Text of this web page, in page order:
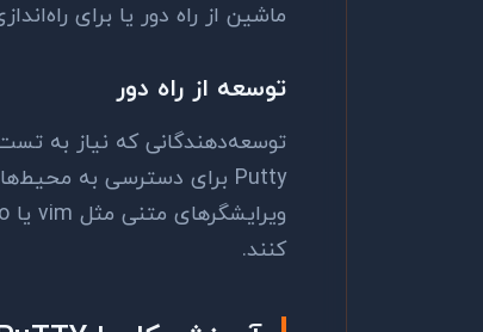
ماشین از راه دور یا برای
توسعه از راه دور
توسعه‌دهندگانی که نیاز به
Putty برای دسترسی به
ویرایشگرهای متنی مثل vim یا
کنند.